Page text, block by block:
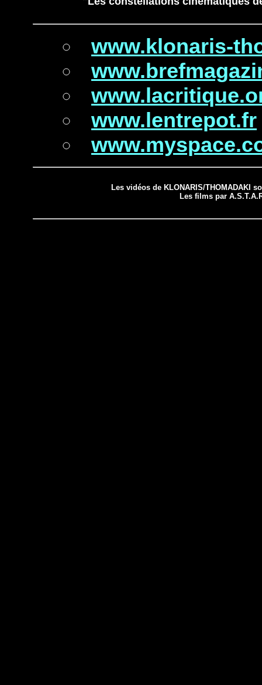
www.klonaris-
www.lentrepot.fr
Les vidéos de KLONARIS/THOMADAKI
Les films par